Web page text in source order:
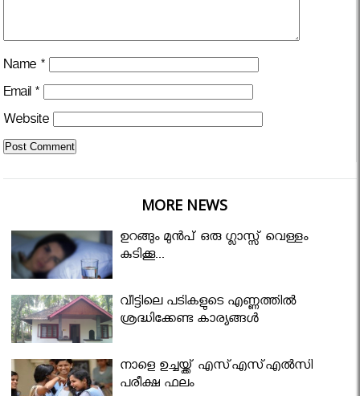
Name *
Email *
Website
MORE NEWS
ഉറങ്ങും മുന്‍പ് ഒരു ഗ്ലാസ്സ് വെള്ളം
കുടിക്കൂ...
വീട്ടിലെ പടികളുടെ എണ്ണത്തിൽ
ശ്രദ്ധിക്കേണ്ട കാര്യങ്ങൾ
നാളെ ഉച്ചയ്ക്ക് എസ്എസ്എല്‍സി
പരീക്ഷ ഫലം